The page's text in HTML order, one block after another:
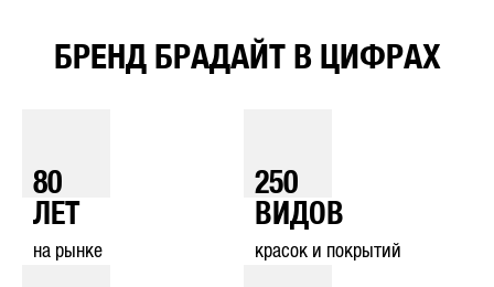
БРЕНД БРАДАЙТ В ЦИФРАХ
80
ЛЕТ
на рынке
250
ВИДОВ
красок и покрытий